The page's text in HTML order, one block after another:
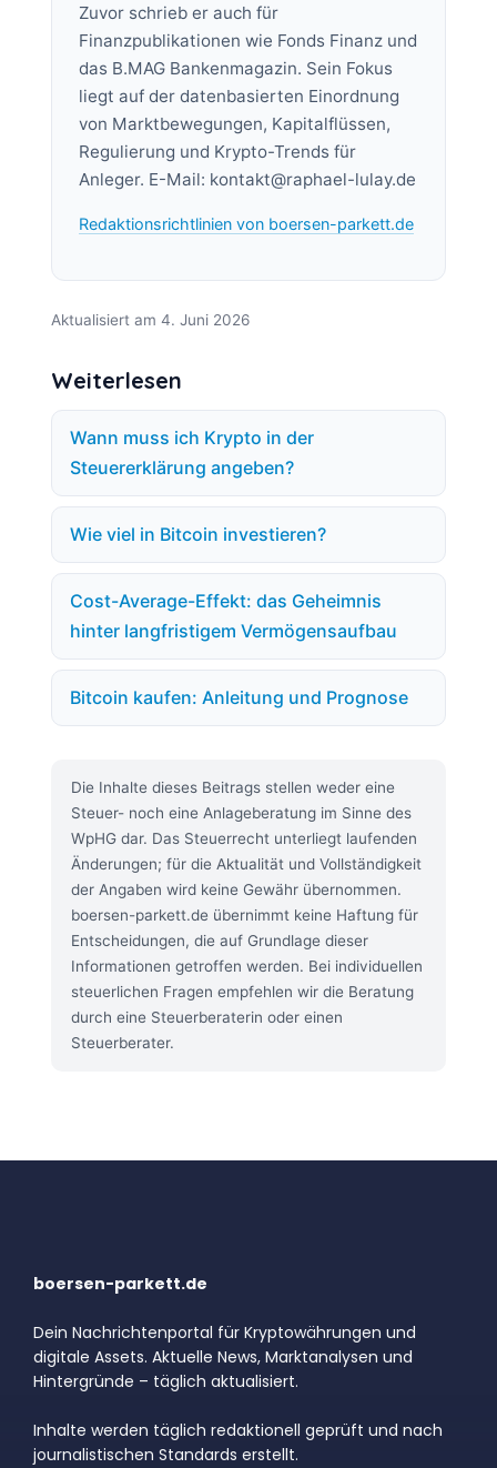
Zuvor schrieb er auch für
Finanzpublikationen wie Fonds Finanz und
das B.MAG Bankenmagazin. Sein Fokus
liegt auf der datenbasierten Einordnung
von Marktbewegungen, Kapitalflüssen,
Regulierung und Krypto-Trends für
Anleger. E-Mail: kontakt@raphael-lulay.de
Redaktionsrichtlinien von boersen-parkett.de
Aktualisiert am 4. Juni 2026
Weiterlesen
Wann muss ich Krypto in der
Steuererklärung angeben?
Wie viel in Bitcoin investieren?
Cost-Average-Effekt: das Geheimnis
hinter langfristigem Vermögensaufbau
Bitcoin kaufen: Anleitung und Prognose
Die Inhalte dieses Beitrags stellen weder eine
Steuer- noch eine Anlageberatung im Sinne des
WpHG dar. Das Steuerrecht unterliegt laufenden
Änderungen; für die Aktualität und Vollständigkeit
der Angaben wird keine Gewähr übernommen.
boersen-parkett.de übernimmt keine Haftung für
Entscheidungen, die auf Grundlage dieser
Informationen getroffen werden. Bei individuellen
steuerlichen Fragen empfehlen wir die Beratung
durch eine Steuerberaterin oder einen
Steuerberater.
boersen-parkett.de
Dein Nachrichtenportal für Kryptowährungen und
digitale Assets. Aktuelle News, Marktanalysen und
Hintergründe – täglich aktualisiert.
Inhalte werden täglich redaktionell geprüft und nach
journalistischen Standards erstellt.